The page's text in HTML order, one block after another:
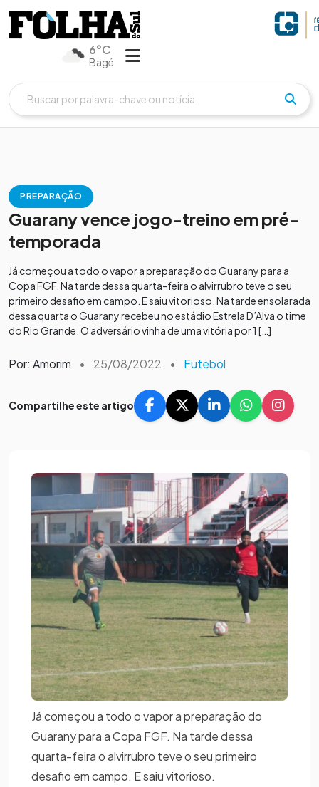
6°C
Bagé
PREPARAÇÃO
Guarany vence jogo-treino em pré-
temporada
Já começou a todo o vapor a preparação do Guarany para a
Copa FGF. Na tarde dessa quarta-feira o alvirrubro teve o seu
primeiro desafio em campo. E saiu vitorioso. Na tarde ensolarada
dessa quarta o Guarany recebeu no estádio Estrela D’Alva o time
do Rio Grande. O adversário vinha de uma vitória por 1 […]
Por: Amorim • 25/08/2022 • Futebol
Compartilhe este artigo
Já começou a todo o vapor a preparação do
Guarany para a Copa FGF. Na tarde dessa
quarta-feira o alvirrubro teve o seu primeiro
desafio em campo. E saiu vitorioso.